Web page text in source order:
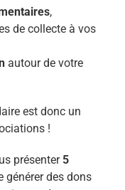
,
de collecte à vos
autour de votre
est donc un
!
présenter 5
des dons